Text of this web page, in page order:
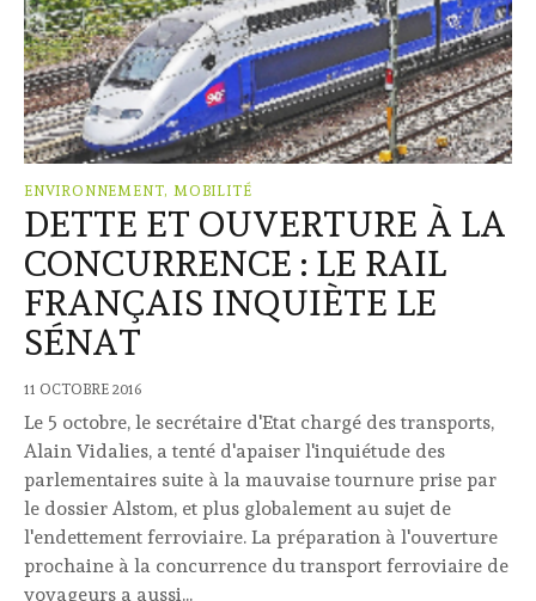
ENVIRONNEMENT, MOBILITÉ
DETTE ET OUVERTURE À LA
CONCURRENCE : LE RAIL
FRANÇAIS INQUIÈTE LE
SÉNAT
11 OCTOBRE 2016
Le 5 octobre, le secrétaire d'Etat chargé des transports,
Alain Vidalies, a tenté d'apaiser l'inquiétude des
parlementaires suite à la mauvaise tournure prise par
le dossier Alstom, et plus globalement au sujet de
l'endettement ferroviaire. La préparation à l'ouverture
prochaine à la concurrence du transport ferroviaire de
voyageurs a aussi...